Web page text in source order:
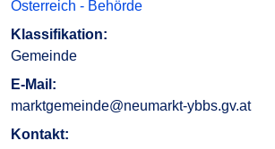
Österreich - Behörde
Klassifikation:
Gemeinde
E-Mail:
marktgemeinde@neumarkt-ybbs.gv.at
Kontakt: